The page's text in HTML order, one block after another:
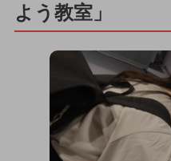
よう教室」